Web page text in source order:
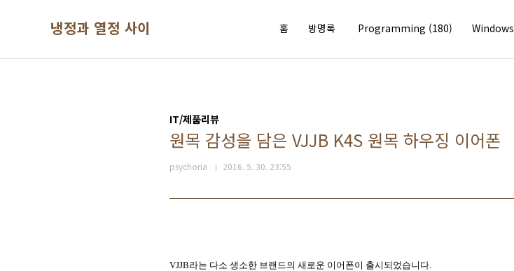
냉정과 열정 사이 홈 방명록 Programming (180) Windows
IT/제품리뷰
원목 감성을 담은 VJJB K4S 원목 하우징 이어폰
psychoria 2016. 5. 30. 23:55
VJJB라는 다소 생소한 브랜드의 새로운 이어폰이 출시되었습니다.